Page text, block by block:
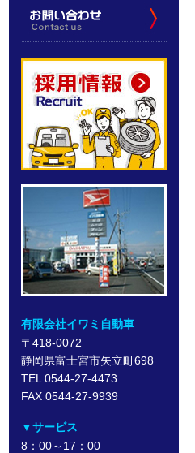
有限会社イワミ自動車
〒418-0072
静岡県富士宮市矢立町698
TEL 0544-27-4473
FAX 0544-27-9939
▼サービス
8：00～17：00